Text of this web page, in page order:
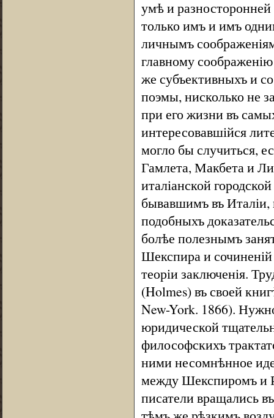
умѣ и разносторонней
только имъ и имъ
личнымъ
главному
же субъективныхъ и
поэмы, нисколько не
при его жизни въ
интересовавшійся
могло бы случиться,
Гамлета, Макбета и
италіанской
бывавшимъ въ Италіи,
подобныхъ
болѣе полезнымъ
Шекспира и
теоріи заключенія.
(Holmes) въ своей
New-York. 1866).
юридической
философскихъ
ними несомнѣнное
между Шекспиромъ и
писатели вращались